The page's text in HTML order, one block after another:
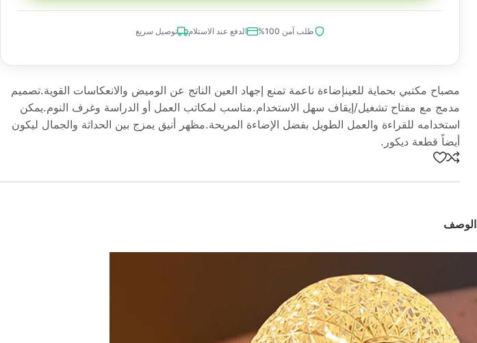
طلب آمن 100% الدفع عند الاستلام توصيل سريع
مصباح مكتبي بحماية للعينإضاءة ناعمة تمنع إجهاد العين الناتج عن الوميض والانعكاسات القوية.تصميم
مدمج مع مفتاح تشغيل/إيقاف سهل الاستخدام.مناسب لمكاتب العمل أو الدراسة وغرف النوم.يمكن
استخدامه للقراءة والعمل الطويل بفضل الإضاءة المريحة.مظهر أنيق يمزج بين الحداثة والجمال ليكون
أيضاً قطعة ديكور.
الوصف